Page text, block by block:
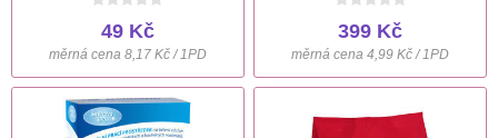
49 Kč
měrná cena 8,17 Kč / 1PD
399 Kč
měrná cena 4,99 Kč / 1PD